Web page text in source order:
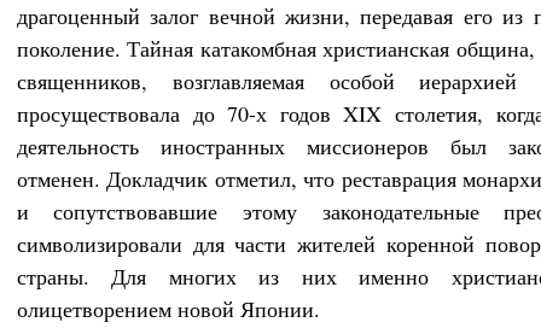
драгоценный залог вечной жизни, передавая его из
поколение. Тайная катакомбная христианская
священников, возглавляемая особой
просуществовала до 70-х годов XIX столетия,
деятельность иностранных миссионеров был
отменен. Докладчик отметил, что реставрация
и сопутствовавшие этому законодательные
символизировали для части жителей коренной
страны. Для многих из них именно
олицетворением новой Японии.